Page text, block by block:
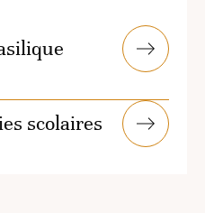
scolaires